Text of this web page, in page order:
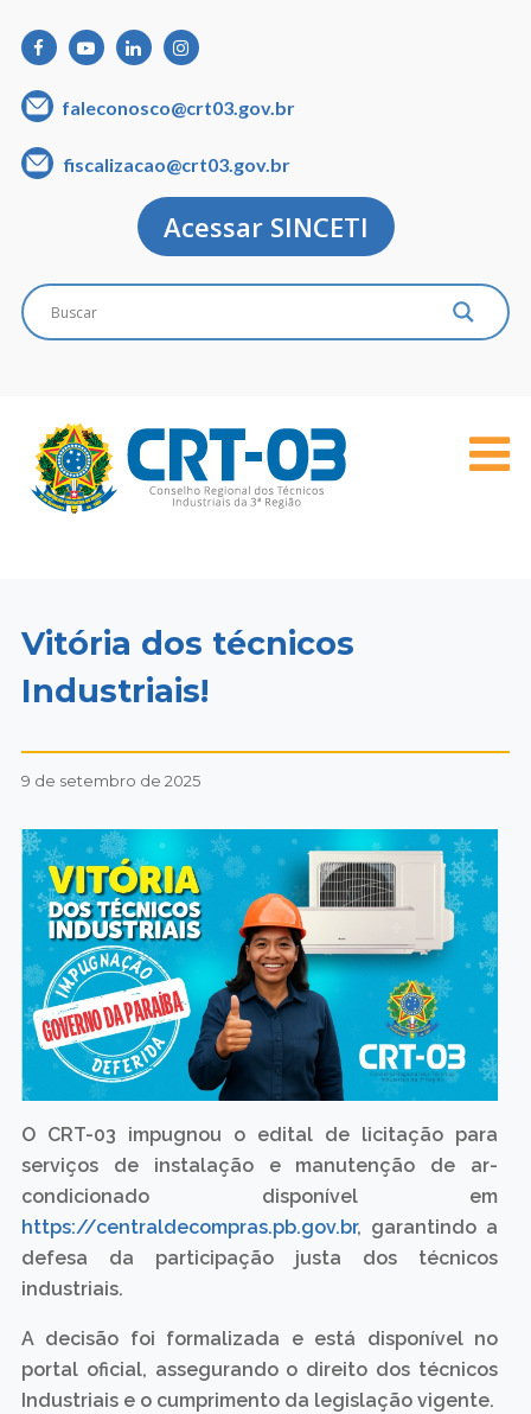
faleconosco@crt03.gov.br
fiscalizacao@crt03.gov.br
Acessar SINCETI
Vitória dos técnicos
Industriais!
9 de setembro de 2025
O CRT-03 impugnou o edital de licitação para
serviços de instalação e manutenção de ar-
condicionado disponível em
https://centraldecompras.pb.gov.br, garantindo a
defesa da participação justa dos técnicos
industriais.
A decisão foi formalizada e está disponível no
portal oficial, assegurando o direito dos técnicos
Industriais e o cumprimento da legislação vigente.